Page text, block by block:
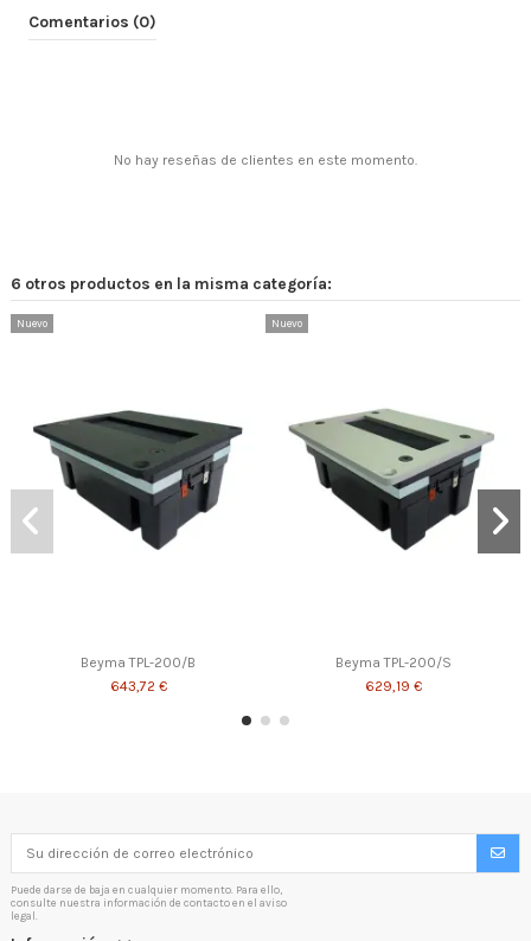
Comentarios (0)
No hay reseñas de clientes en este momento.
6 otros productos en la misma categoría:
Nuevo
Beyma TPL-200/B
643,72 €
Nuevo
Beyma TPL-200/S
629,19 €
Puede darse de baja en cualquier momento. Para ello,
consulte nuestra información de contacto en el aviso
legal.